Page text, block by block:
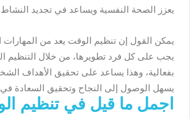
يعزز الصحة النفسية ويساعد في تجديد
يمكن القول إن تنظيم الوقت يعد من المهارات
يجب على كل فرد تطويرها، من خلال التنظيم
بفعالية، وهذا يساعد على تحقيق الأهداف
يسهل الوصول إلى النجاح وتحقيق السعادة في
اجمل ما قيل في تنظيم